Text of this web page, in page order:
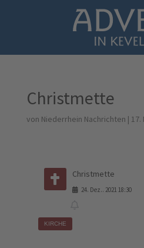
Christmette
von Niederrhein Nachrichten | 17.
Christmette
24. Dez.. 2021 18:30
KIRCHE